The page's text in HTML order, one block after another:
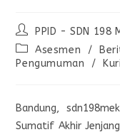
PPID - SDN 198
Asesmen
/
Pengumuman
/
Bandung,
Sumatif Akhir